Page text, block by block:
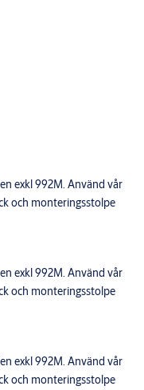
exkl 992M. Använd vår
och monteringsstolpe
exkl 992M. Använd vår
och monteringsstolpe
exkl 992M. Använd vår
och monteringsstolpe